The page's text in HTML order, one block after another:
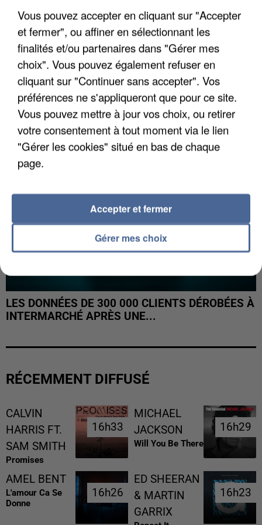
UNE TOURISTE DE L’OISE EMPORTÉE PAR UNE
COULÉE DE BOUE EN HAUTE-SAVOIE
LES DONNÉES DE 300 000 CLIENTS DÉROBÉES À
INTERMARCHÉ APRÈS UNE...
RÉCEMMENT DIFFUSÉ
CALVIN
HARRIS FT.
SAM SMITH
Promises
16h33
16h33
MICHAEL
JACKSON
Will You Be There
16h29
16h29
AMEL BENT
L'amour Ca Se
Donne
16h26
16h26
ED SHEERAN
& MARTIN
GARRIX
16h23
16h23
Vous pouvez accepter en cliquant sur "Accepter
et fermer", ou affiner en sélectionnant les
finalités et/ou partenaires dans "Gérer mes
choix". Vous pouvez également refuser en
cliquant sur "Continuer sans accepter". Vos
préférences ne s'appliqueront que pour ce site.
Vous pouvez mettre à jour vos choix, ou retirer
votre consentement à tout moment via le lien
"Gérer les cookies" situé en bas de chaque
page.
Gérer mes choix
Accepter et fermer